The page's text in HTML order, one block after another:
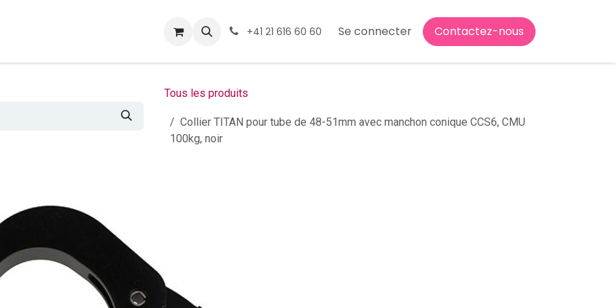
+41 21 616 60 60 Se connecter Contactez-nous
Tous les produits
Collier TITAN pour tube de 48-51mm avec manchon conique CCS6, CMU
100kg, noir